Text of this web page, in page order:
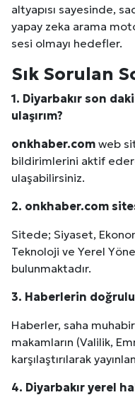
altyapısı sayesinde,
yapay zeka arama
sesi olmayı hedefler.
Sık Sorulan
1. Diyarbakır son
ulaşırım?
onkhaber.com web
bildirimlerini aktif
ulaşabilirsiniz.
2. onkhaber.com
Sitede; Siyaset,
Teknoloji ve Yerel
bulunmaktadır.
3. Haberlerin
Haberler, saha
makamların (Valilik,
karşılaştırılarak
4. Diyarbakır yerel
Site İçi (On-Page)